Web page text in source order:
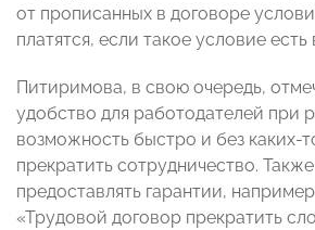
от прописанных в договоре
платятся, если такое условие есть
Питиримова, в свою очередь,
удобство для работодателей при
возможность быстро и без каких-
прекратить сотрудничество.
предоставлять гарантии,
«Трудовой договор прекратить